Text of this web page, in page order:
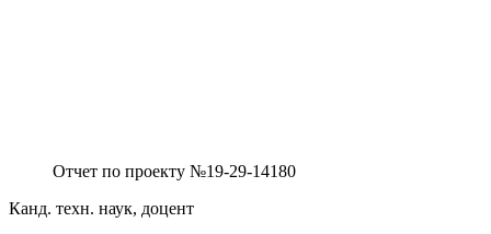
Отчет по проекту №19-29-14180
Канд. техн. наук, доцент